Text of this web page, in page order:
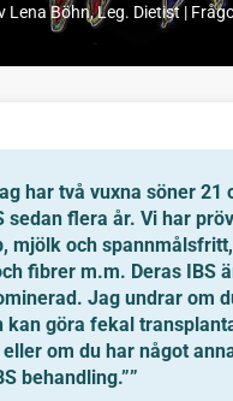
Lena Böhn, Leg. Dietist|
har två vuxna söner 21
sedan flera år. Vi har
mjölk och
fibrer m.m. Deras IBS
Jag undrar om
kan göra fekal
om du har något
behandling.””